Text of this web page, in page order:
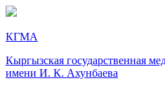
КГМА
Кыргызская государственная
имени И. К. Ахунбаева